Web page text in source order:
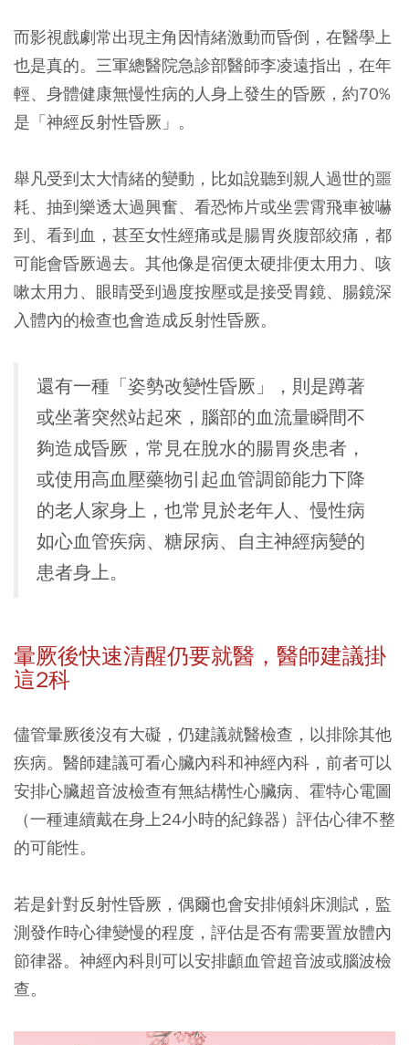
而影視戲劇常出現主角因情緒激動而昏倒，在醫學上
也是真的。三軍總醫院急診部醫師李凌遠指出，在年
輕、身體健康無慢性病的人身上發生的昏厥，約70%
是「神經反射性昏厥」。
舉凡受到太大情緒的變動，比如說聽到親人過世的噩
耗、抽到樂透太過興奮、看恐怖片或坐雲霄飛車被嚇
到、看到血，甚至女性經痛或是腸胃炎腹部絞痛，都
可能會昏厥過去。其他像是宿便太硬排便太用力、咳
嗽太用力、眼睛受到過度按壓或是接受胃鏡、腸鏡深
入體內的檢查也會造成反射性昏厥。
還有一種「姿勢改變性昏厥」，則是蹲著
或坐著突然站起來，腦部的血流量瞬間不
夠造成昏厥，常見在脫水的腸胃炎患者，
或使用高血壓藥物引起血管調節能力下降
的老人家身上，也常見於老年人、慢性病
如心血管疾病、糖尿病、自主神經病變的
患者身上。
暈厥後快速清醒仍要就醫，醫師建議掛
這2科
儘管暈厥後沒有大礙，仍建議就醫檢查，以排除其他
疾病。醫師建議可看心臟內科和神經內科，前者可以
安排心臟超音波檢查有無結構性心臟病、霍特心電圖
（一種連續戴在身上24小時的紀錄器）評估心律不整
的可能性。
若是針對反射性昏厥，偶爾也會安排傾斜床測試，監
測發作時心律變慢的程度，評估是否有需要置放體內
節律器。神經內科則可以安排顱血管超音波或腦波檢
查。